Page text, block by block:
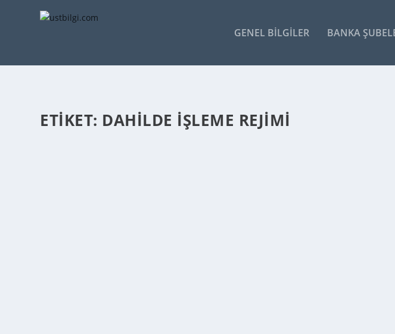
GENEL BILGILER BANKA
ETIKET: DAHILDE İŞLEME REJIMI